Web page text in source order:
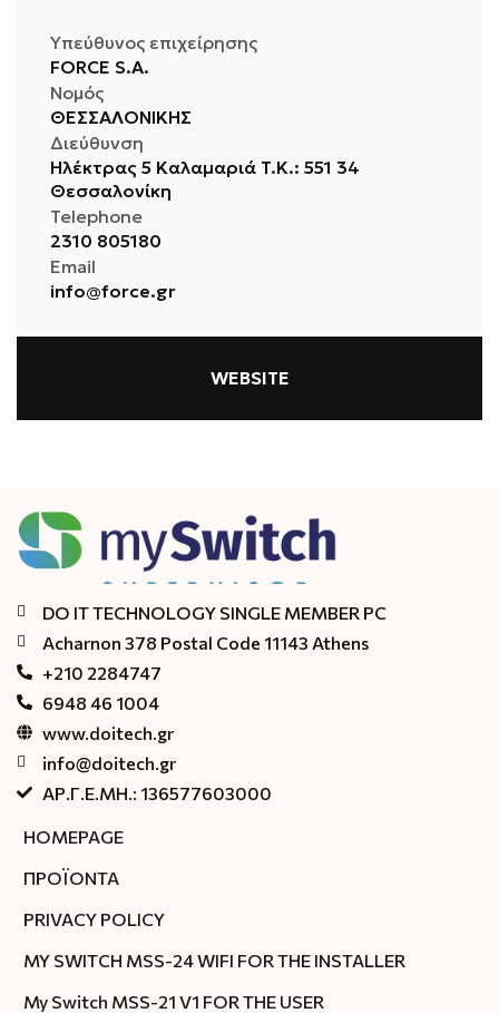
Υπεύθυνος επιχείρησης
FORCE S.A.
Νομός
ΘΕΣΣΑΛΟΝΙΚΗΣ
Διεύθυνση
Hλέκτρας 5 Καλαμαριά T.K.: 551 34
Θεσσαλονίκη
Telephone
2310 805180
Email
info@force.gr
WEBSITE
DO IT TECHNOLOGY SINGLE MEMBER PC
Acharnon 378 Postal Code 11143 Athens
+210 2284747
6948 46 1004
www.doitech.gr
info@doitech.gr
ΑΡ.Γ.Ε.ΜΗ.: 136577603000
HOMEPAGE
ΠΡΟΪΟΝΤΑ
PRIVACY POLICY
MY SWITCH MSS-24 WIFI FOR THE INSTALLER
My Switch MSS-21 V1 FOR THE USER